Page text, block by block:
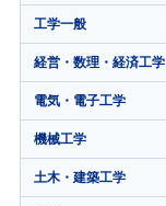
工学一般
経営・数理・経済工学
電気・電子工学
機械工学
土木・建築工学